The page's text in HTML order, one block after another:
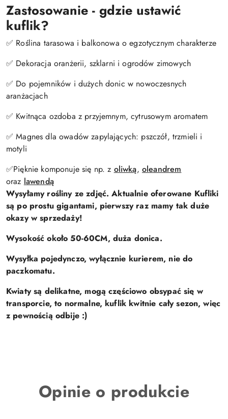
Zastosowanie - gdzie ustawić
kuflik?
✅ Roślina tarasowa i balkonowa o egzotycznym charakterze
✅ Dekoracja oranżerii, szklarni i ogrodów zimowych
✅ Do pojemników i dużych donic w nowoczesnych
aranżacjach
✅ Kwitnąca ozdoba z przyjemnym, cytrusowym aromatem
✅ Magnes dla owadów zapylających: pszczół, trzmieli i
motyli
✅Pięknie komponuje się np. z oliwką, oleandrem
oraz lawendą
Wysyłamy rośliny ze zdjęć. Aktualnie oferowane Kufliki
są po prostu gigantami, pierwszy raz mamy tak duże
okazy w sprzedaży!
Wysokość około 50-60CM, duża donica.
Wysyłka pojedynczo, wyłącznie kurierem, nie do
paczkomatu.
Kwiaty są delikatne, mogą częściowo obsypać się w
transporcie, to normalne, kuflik kwitnie cały sezon, więc
z pewnością odbije :)
Opinie o produkcie